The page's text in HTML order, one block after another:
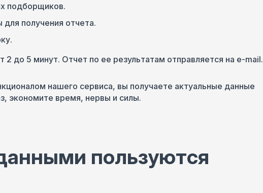
подборщиков.
получения отчета.
2 до 5 минут. Отчет по ее результатам отправляется на e-mail.
нашего сервиса, вы получаете актуальные данные
экономите время, нервы и силы.
пользуются